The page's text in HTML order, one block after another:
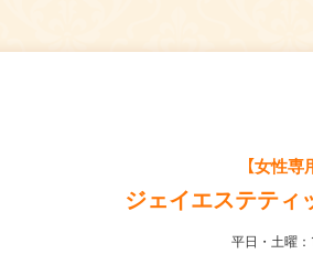
【女性専
ジェイエステティ
平日・土曜